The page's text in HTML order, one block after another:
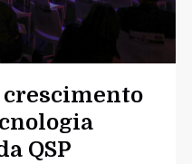
crescimento
QSP